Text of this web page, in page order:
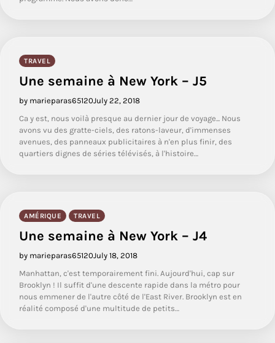
TRAVEL
Une semaine à New York – J5
by marieparas65120July 22, 2018
Ca y est, nous voilà presque au dernier jour de voyage... Nous
avons vu des gratte-ciels, des ratons-laveur, d'immenses
avenues, des panneaux publicitaires à n'en plus finir, des
quartiers dignes de séries télévisés, à l'histoire…
AMÉRIQUE TRAVEL
Une semaine à New York – J4
by marieparas65120July 18, 2018
Manhattan, c'est temporairement fini. Aujourd'hui, cap sur
Brooklyn ! Il suffit d'une descente rapide dans la métro pour
nous emmener de l'autre côté de l'East River. Brooklyn est en
réalité composé d'une multitude de petits…